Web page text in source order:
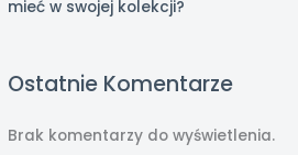
mieć w swojej kolekcji?
Ostatnie Komentarze
Brak komentarzy do wyświetlenia.